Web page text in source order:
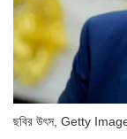
ছবির উৎস, Getty